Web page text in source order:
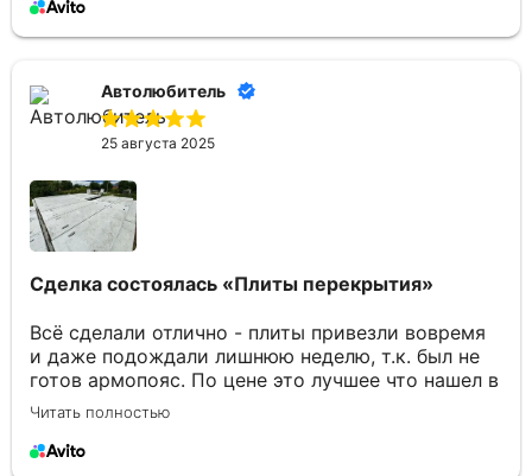
Автолюбитель
25 августа 2025
Сделка состоялась «Плиты перекрытия»
Всё сделали отлично - плиты привезли вовремя
и даже подождали лишнюю неделю, т.к. был не
готов армопояс. По цене это лучшее что нашел в
Брянске. Отдельное спасибо Юлии за
доставки.
Читать полностью